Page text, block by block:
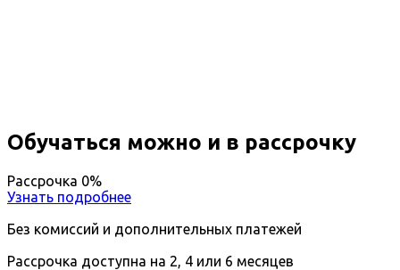
Обучаться можно и в рассрочку
Рассрочка 0%
Узнать подробнее
Без комиссий и дополнительных платежей
Рассрочка доступна на 2, 4 или 6 месяцев